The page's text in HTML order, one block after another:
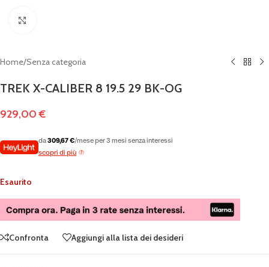
Home/Senza categoria
TREK X-CALIBER 8 19.5 29 BK-OG
929,00€
da309,67 €/mese per 3 mesi senza interessi
scopri di più
Esaurito
Confronta Aggiungi alla lista dei desideri